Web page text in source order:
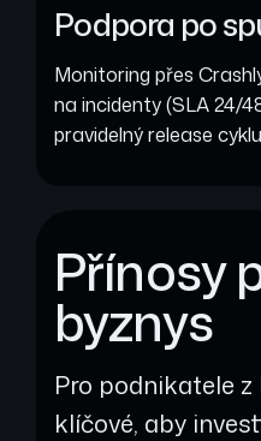
Podpora po
Monitoring přes
na incidenty (SLA 24/
pravidelný release
Přínosy
byznys
Pro podnikatele
klíčové, aby